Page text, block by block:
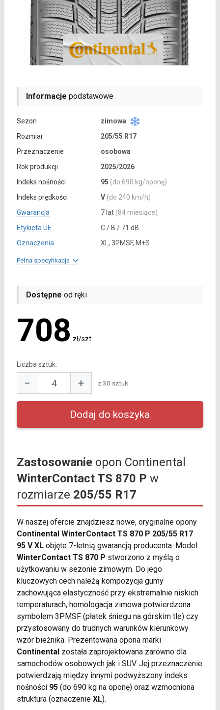
Informacje podstawowe
Sezon
zimowa
Rozmiar
205/55 R17
Przeznaczenie
osobowa
Rok produkcji
2025/2026
Indeks nośności
95 (do 690 kg/oponę)
Indeks prędkości
V (do 240 km/h)
Gwarancja
7 lat (84 miesiące)
Etykieta UE
C / B / 71 dB
Oznaczenia
XL, 3PMSF, M+S
Pełna specyfikacja
Dostępne od ręki
708 zł/szt.
Liczba sztuk:
− + z 30 sztuk
Zastosowanieopon Continental
WinterContact TS 870 P w
rozmiarze 205/55 R17
W naszej ofercie znajdziesz nowe, oryginalne opony
Continental WinterContact TS 870 P 205/55 R17
95 V XLobjęte 7-letnią gwarancją producenta. Model
WinterContact TS 870 P stworzono z myślą o
użytkowaniu w sezonie zimowym. Do jego
kluczowych cech należą kompozycja gumy
zachowująca elastyczność przy ekstremalnie niskich
temperaturach, homologacja zimowa potwierdzona
symbolem 3PMSF (płatek śniegu na górskim tle) czy
przystosowany do trudnych warunków kierunkowy
wzór bieżnika. Prezentowana opona marki
Continentalzostała zaprojektowana zarówno dla
samochodów osobowych jak i SUV. Jej przeznaczenie
potwierdzają między innymi podwyższony indeks
nośności 95(do 690 kg na oponę) oraz wzmocniona
struktura (oznaczenie XL).